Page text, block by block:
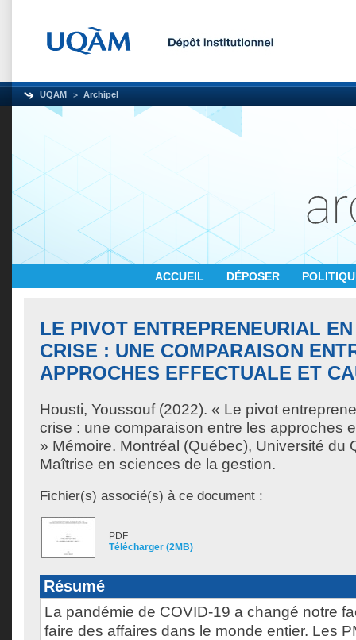
UQAM Archipel
ACCUEIL DÉPOSER
LE PIVOT ENTREPRENEURIAL
CRISE : UNE COMPARAISON
APPROCHES EFFECTUALE ET
Housti, Youssouf(2022). « Le pivot
crise : une comparaison entre les approches
» Mémoire. Montréal (Québec), Université du
Maîtrise en sciences de la gestion.
Fichier(s) associé(s) à ce document :
PDF
Télécharger (2MB)
Résumé
La pandémie de COVID-19 a changé notre
faire des affaires dans le monde entier. Les